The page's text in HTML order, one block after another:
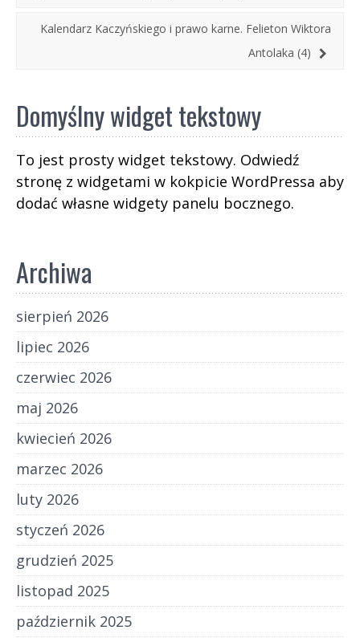
Kalendarz Kaczyńskiego i prawo karne. Felieton Wiktora
Antolaka (4)
Domyślny widget tekstowy
To jest prosty widget tekstowy. Odwiedź
stronę z widgetami w kokpicie WordPressa aby
dodać własne widgety panelu bocznego.
Archiwa
sierpień 2026
lipiec 2026
czerwiec 2026
maj 2026
kwiecień 2026
marzec 2026
luty 2026
styczeń 2026
grudzień 2025
listopad 2025
październik 2025